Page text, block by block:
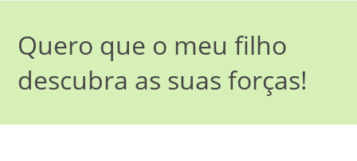
Quero que o meu filho
descubra as suas forças!